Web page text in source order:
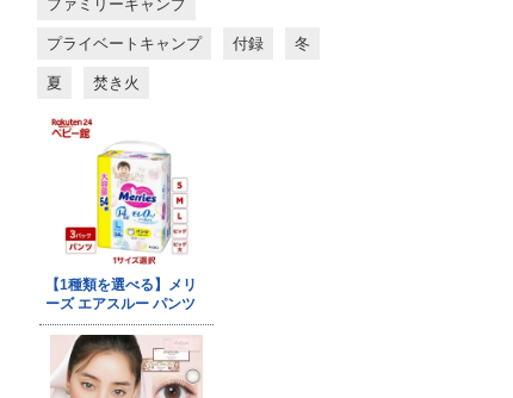
ファミリーキャンプ
プライベートキャンプ 付録 冬
夏 焚き火